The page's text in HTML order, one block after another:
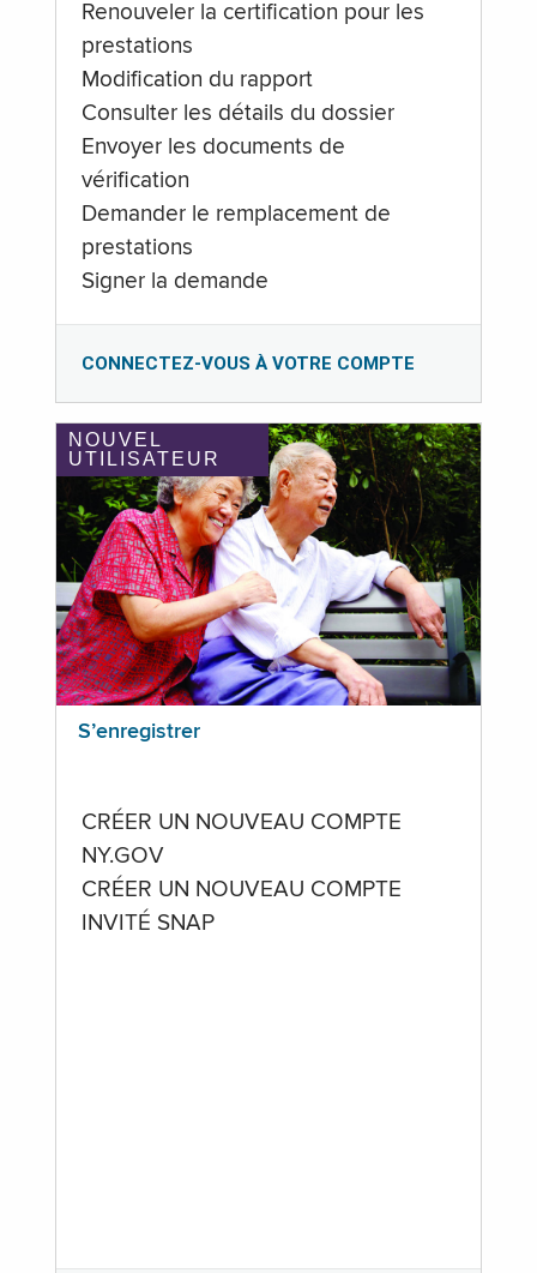
Renouveler la certification pour les
prestations
Modification du rapport
Consulter les détails du dossier
Envoyer les documents de
vérification
Demander le remplacement de
prestations
Signer la demande
CONNECTEZ-VOUS À VOTRE COMPTE
NOUVEL
UTILISATEUR
S’enregistrer
CRÉER UN NOUVEAU COMPTE
NY.GOV
CRÉER UN NOUVEAU COMPTE
INVITÉ SNAP